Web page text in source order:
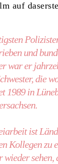
auf
und
war er
die
1989 in
ist
Kollegen zu
sehen,